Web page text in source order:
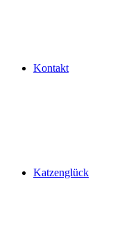
Kontakt
Katzenglück